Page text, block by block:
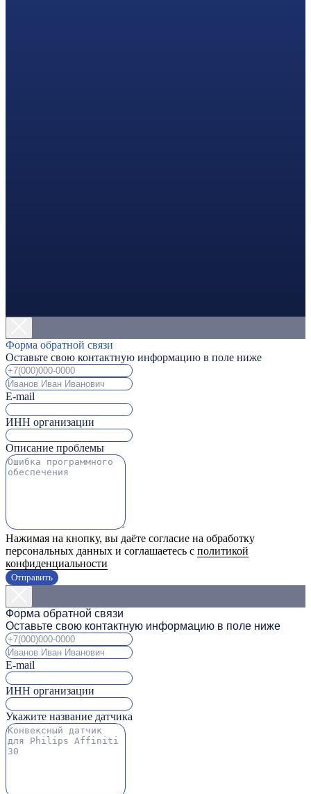
Форма обратной связи
Оставьте свою контактную информацию в поле ниже
E-mail
ИНН организации
Описание проблемы
Нажимая на кнопку, вы даёте согласие на обработку
персональных данных и соглашаетесь с политикой
конфиденциальности
Отправить
Форма обратной связи
Оставьте свою контактную информацию в поле ниже
E-mail
ИНН организации
Укажите название датчика